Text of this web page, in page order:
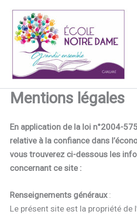
contenu
Mentions légales
En application de la loi n°2004-
relative à la confiance dans
vous trouverez ci-dessous les
concernant ce site :
Renseignements généraux :
Le présent site est la propriété de